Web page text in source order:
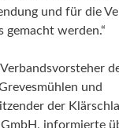
und für die
gemacht werden.“
und
der
informierte